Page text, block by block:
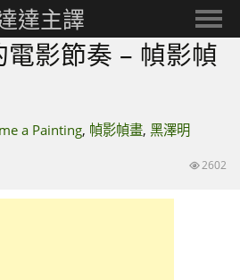
達主譯
選
擇
分
影節奏 – 幀影幀
a Painting, 幀影幀畫,黑澤明
2602